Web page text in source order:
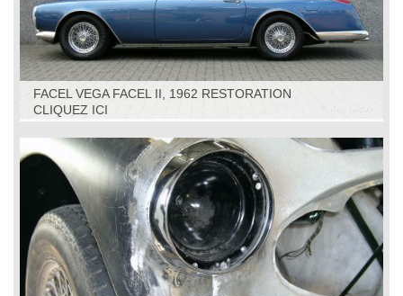
FACEL VEGA FACEL II, 1962 RESTORATION
CLIQUEZ ICI